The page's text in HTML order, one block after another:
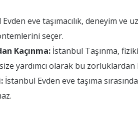
eve taşımacılık, deneyim
seçer.
Kaçınma: İstanbul Taşınma,
yardımcı olarak bu zorluklardan
İstanbul Evden eve taşıma